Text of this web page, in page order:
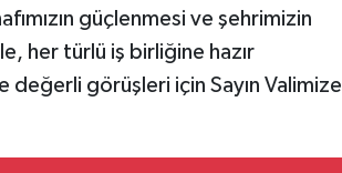
güçlenmesi ve şehrimizin
her türlü iş birliğine hazır
görüşleri için Sayın Valimize